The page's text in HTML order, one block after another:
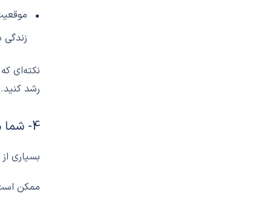
زندگی
نکته‌ای
رشد کنید.
4- شما می‌توانید زندگی را معنی دار‌‌تر کنید
بسیاری
ممکن